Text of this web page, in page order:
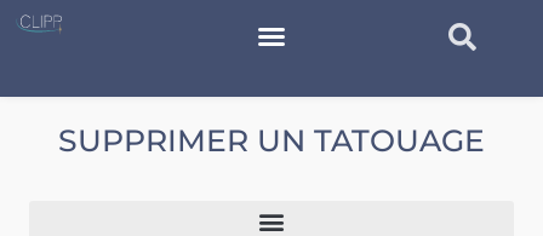
SUPPRIMER UN TATOUAGE